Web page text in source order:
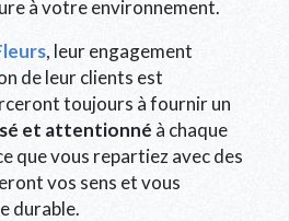
à votre environnement.
, leur engagement
de leur clients est
toujours à fournir un
et attentionné à chaque
que vous repartiez avec des
vos sens et vous
durable.